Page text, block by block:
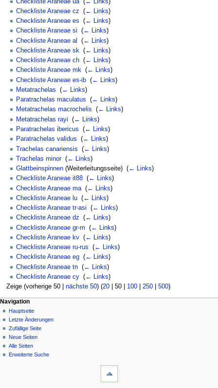
Checkliste Araneae cz
(← Links)
Checkliste Araneae es
(← Links)
Checkliste Araneae si
(← Links)
Checkliste Araneae al
(← Links)
Checkliste Araneae sk (← Links)
Checkliste Araneae ch (← Links)
Checkliste Araneae mk (← Links)
Checkliste Araneae es-ib (← Links)
Metatrachelas
(← Links)
Paratrachelas maculatus
(← Links)
Metatrachelas macrochelis
(← Links)
Metatrachelas rayi
(← Links)
Paratrachelas ibericus
(← Links)
Paratrachelas validus
(← Links)
Trachelas canariensis
(← Links)
Trachelas minor‎ (← Links)
Glattbeinspinnen (Weiterleitungsseite) ‎ (← Links)
Checkliste Araneae it88 (← Links)
Checkliste Araneae ma (← Links)
Checkliste Araneae lu (← Links)
Checkliste Araneae tr-asi
(← Links)
Checkliste Araneae dz
(← Links)
Checkliste Araneae gr-m
(← Links)
Checkliste Araneae kv (← Links)
Checkliste Araneae ru-rus
(← Links)
Checkliste Araneae eg (← Links)
Checkliste Araneae tn (← Links)
Checkliste Araneae cy (← Links)
Zeige (vorherige 50| nächste 50) (20| 50| 100| 250| 500)
Navigation
Hauptseite
Letzte Änderungen
Zufällige Seite
Neue Seiten
Alle Seiten
Erweiterte Suche